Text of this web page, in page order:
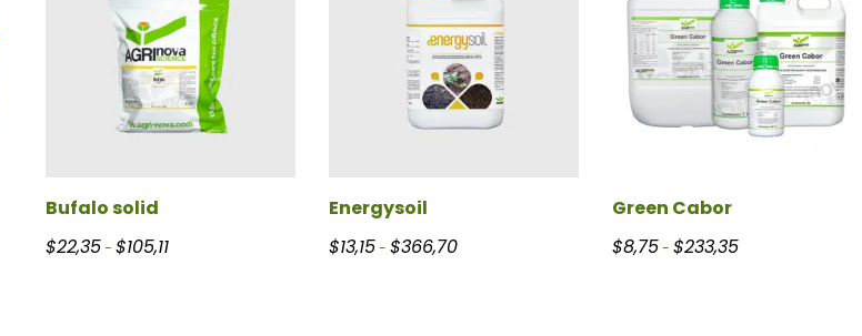
$7,50 hasta $184,78
Bufalo solid
$22,35- $105,11Rango de precios: desde $22,35 hasta $105,11
Energysoil
$13,15- $366,70Rango de precios: desde $13,15 hasta $366,70
Green Cabor
$8,75- $233,35Rango de precios: